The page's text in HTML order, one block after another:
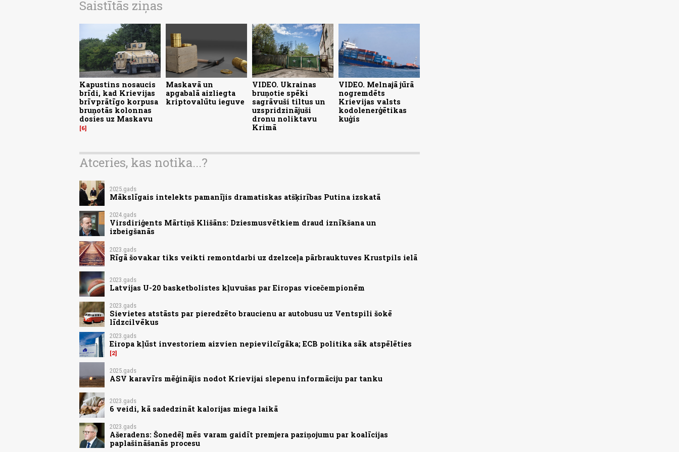
Saistītās ziņas
Kapustins nosaucis
brīdi, kad Krievijas
brīvprātīgo korpusa
bruņotās kolonnas
dosies uz Maskavu
6
Maskavā un
apgabalā aizliegta
kriptovalūtu ieguve
VIDEO. Ukrainas
bruņotie spēki
sagrāvuši tiltus un
uzspridzinājuši
dronu noliktavu
Krimā
VIDEO. Melnajā jūrā
nogremdēts
Krievijas valsts
kodolenerģētikas
kuģis
Atceries, kas notika...?
2025.gads
Mākslīgais intelekts pamanījis dramatiskas atšķirības Putina izskatā
2024.gads
Virsdiriģents Mārtiņš Klišāns: Dziesmusvētkiem draud iznīkšana un
izbeigšanās
2023.gads
Rīgā šovakar tiks veikti remontdarbi uz dzelzceļa pārbrauktuves Krustpils ielā
2023.gads
Latvijas U-20 basketbolistes kļuvušas par Eiropas vicečempionēm
2023.gads
Sievietes atstāsts par pieredzēto braucienu ar autobusu uz Ventspili šokē
līdzcilvēkus
2023.gads
Eiropa kļūst investoriem aizvien nepievilcīgāka; ECB politika sāk atspēlēties
2
2025.gads
ASV karavīrs mēģinājis nodot Krievijai slepenu informāciju par tanku
2023.gads
6 veidi, kā sadedzināt kalorijas miega laikā
2023.gads
Ašeradens: Šonedēļ mēs varam gaidīt premjera paziņojumu par koalīcijas
paplašināšanās procesu